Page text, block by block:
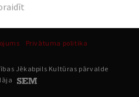
Privātuma politika
Jēkabpils Kultūras pārvalde